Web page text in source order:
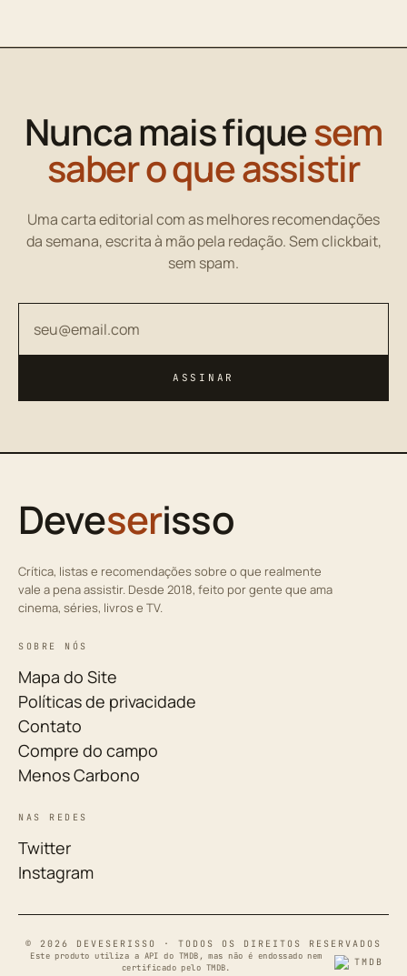
Nunca mais fiquesem
saber o que assistir
Uma carta editorial com as melhores recomendações
da semana, escrita à mão pela redação. Sem clickbait,
sem spam.
ASSINAR
Deveserisso
Crítica, listas e recomendações sobre o que realmente
vale a pena assistir. Desde 2018, feito por gente que ama
cinema, séries, livros e TV.
SOBRE NÓS
Mapa do Site
Políticas de privacidade
Contato
Compre do campo
Menos Carbono
NAS REDES
Twitter
Instagram
© 2026 DEVESERISSO · TODOS OS DIREITOS RESERVADOS
Este produto utiliza a API do TMDB, mas não é endossado nem
certificado pelo TMDB.